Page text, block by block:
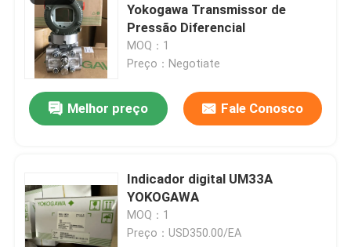
Yokogawa Transmissor de
Pressão Diferencial
MOQ：1
Preço：Negotiate
Melhor preço Fale Conosco
Indicador digital UM33A
YOKOGAWA
MOQ：1
Preço：USD350.00/EA